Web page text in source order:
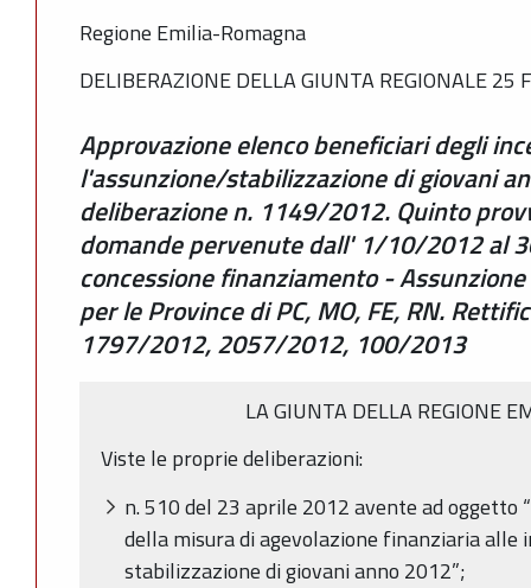
Regione Emilia-Romagna
DELIBERAZIONE DELLA GIUNTA REGIONALE 25
Approvazione elenco beneficiari degli
l'assunzione/stabilizzazione di giovani
deliberazione n. 1149/2012. Quinto
domande pervenute dall' 1/10/2012 al
concessione finanziamento -
per le Province di PC, MO, FE, RN.
1797/2012, 2057/2012, 100/2013
LA GIUNTA DELLA REGIONE
Viste le proprie deliberazioni:
n. 510 del 23 aprile 2012 avente ad oggetto
della misura di agevolazione finanziaria alle
stabilizzazione di giovani anno 2012”;